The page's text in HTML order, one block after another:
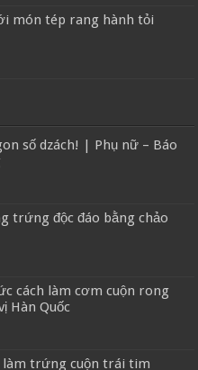
món tép rang hành tỏi
số dzách! | Phụ nữ – Báo
trứng độc đáo bằng chảo
cách làm cơm cuộn rong
Hàn Quốc
làm trứng cuộn trái tim